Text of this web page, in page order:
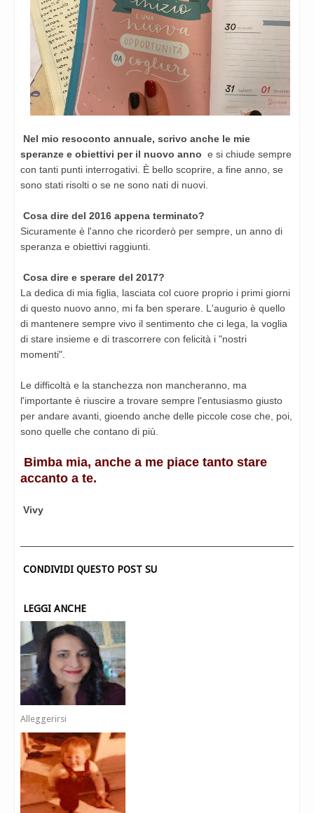
Nel mio resoconto annuale, scrivo anche le mie
speranze e obiettivi per il nuovo anno e si chiude sempre
con tanti punti interrogativi. È bello scoprire, a fine anno, se
sono stati risolti o se ne sono nati di nuovi.
Cosa dire del 2016 appena terminato?
Sicuramente è l'anno che ricorderò per sempre, un anno di
speranza e obiettivi raggiunti.
Cosa dire e sperare del 2017?
La dedica di mia figlia, lasciata col cuore proprio i primi giorni
di questo nuovo anno, mi fa ben sperare. L'augurio è quello
di mantenere sempre vivo il sentimento che ci lega, la voglia
di stare insieme e di trascorrere con felicità i "nostri
momenti".
Le difficoltà e la stanchezza non mancheranno, ma
l'importante è riuscire a trovare sempre l'entusiasmo giusto
per andare avanti, gioendo anche delle piccole cose che, poi,
sono quelle che contano di più.
Bimba mia, anche a me piace tanto stare
accanto a te.
Vivy
CONDIVIDI QUESTO POST SU
LEGGI ANCHE
Alleggerirsi